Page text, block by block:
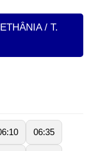
/ T.
06:35